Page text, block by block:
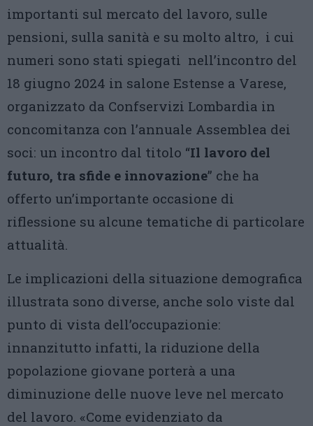
importanti sul mercato del lavoro, sulle
pensioni, sulla sanità e su molto altro, i cui
numeri sono stati spiegati nell’incontro del
18 giugno 2024 in salone Estense a Varese,
organizzato da Confservizi Lombardia in
concomitanza con l’annuale Assemblea dei
soci: un incontro dal titolo “Il lavoro del
futuro, tra sfide e innovazione” che ha
offerto un’importante occasione di
riflessione su alcune tematiche di particolare
attualità.
Le implicazioni della situazione demografica
illustrata sono diverse, anche solo viste dal
punto di vista dell’occupazionie:
innanzitutto infatti, la riduzione della
popolazione giovane porterà a una
diminuzione delle nuove leve nel mercato
del lavoro. «Come evidenziato da